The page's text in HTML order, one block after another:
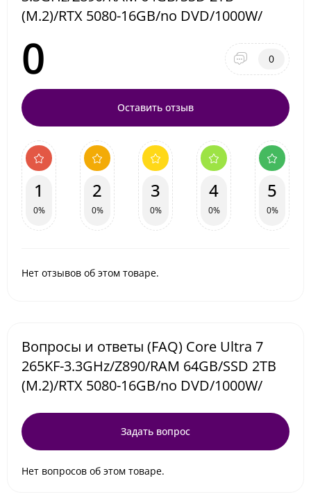
(M.2)/RTX 5080-16GB/no DVD/1000W/
0 0
Оставить отзыв
1
0%
2
0%
3
0%
4
0%
5
0%
Нет отзывов об этом товаре.
Вопросы и ответы (FAQ) Core Ultra 7
265KF-3.3GHz/Z890/RAM 64GB/SSD 2TB
(M.2)/RTX 5080-16GB/no DVD/1000W/
Задать вопрос
Нет вопросов об этом товаре.